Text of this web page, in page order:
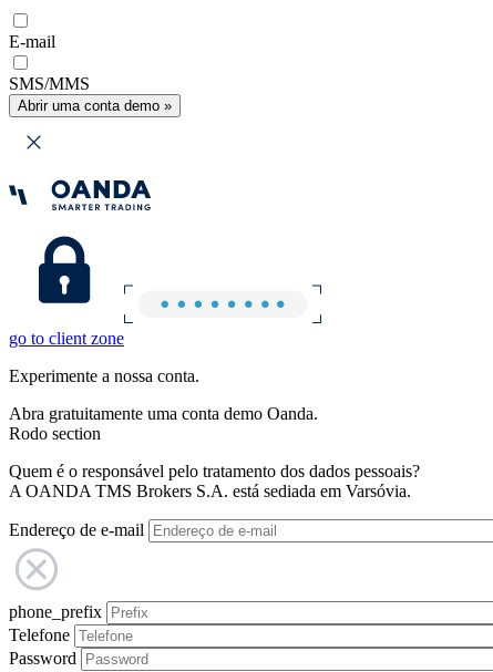
E-mail
SMS/MMS
Abrir uma conta demo »
go to client zone
Experimente a nossa conta.
Abra gratuitamente uma conta demo Oanda.
Rodo section
Quem é o responsável pelo tratamento dos dados pessoais?
A OANDA TMS Brokers S.A. está sediada em Varsóvia.
Endereço de e-mail
phone_prefix
Telefone
Password